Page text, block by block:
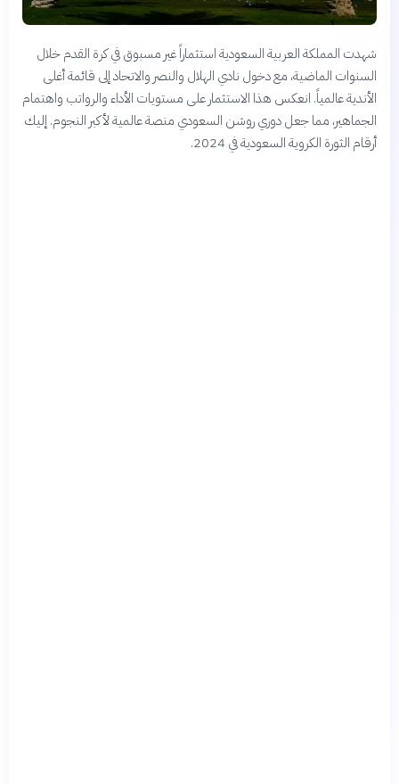
شهدت المملكة العربية السعودية استثماراً غير مسبوق في كرة القدم خلال
السنوات الماضية، مع دخول نادي الهلال والنصر والاتحاد إلى قائمة أغلى
الأندية عالمياً. انعكس هذا الاستثمار على مستويات الأداء والرواتب واهتمام
الجماهير، مما جعل دوري روشن السعودي منصة عالمية لأكبر النجوم. إليك
أرقام الثورة الكروية السعودية في 2024.